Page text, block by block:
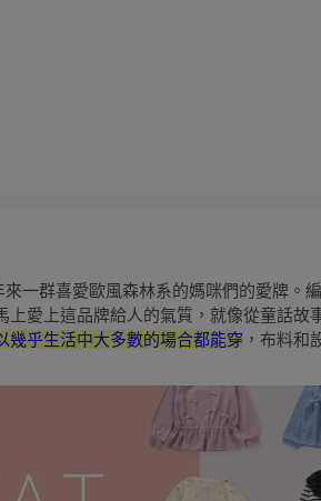
一群喜愛歐風森林系的媽咪們的愛牌。
上愛上這品牌給人的氣質，就像從童話故
幾乎生活中大多數的場合都能穿 ，布料和